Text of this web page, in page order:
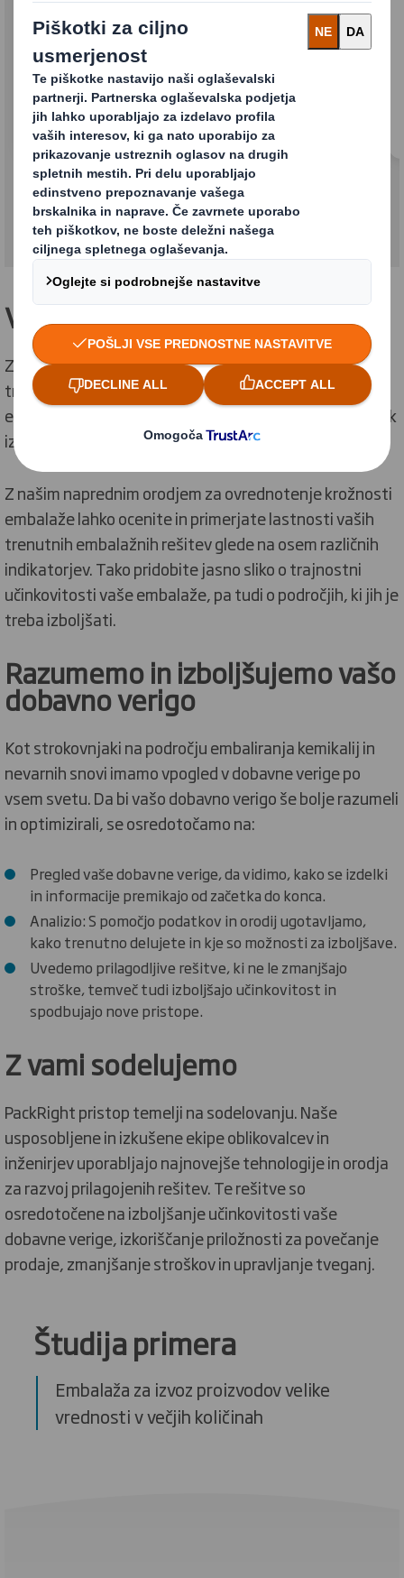
Embalaža za velike
obremenitve
Širok nabor trdnih in varnih embalažnih rešitev
iz valovitega kartona.
Več kot samo embalaža
Zavedamo se, da je varovanje vaših izdelkov med
transportom najpomembnejše, toda naše inovativne
embalažne rešitve ponujajo veliko več. Prispevajo tudi k
izboljšanju vašega trajnostnega ugleda.
Z našim naprednim orodjem za ovrednotenje krožnosti
embalaže lahko ocenite in primerjate lastnosti vaših
trenutnih embalažnih rešitev glede na osem različnih
indikatorjev. Tako pridobite jasno sliko o trajnostni
učinkovitosti vaše embalaže, pa tudi o področjih, ki jih je
treba izboljšati.
Razumemo in izboljšujemo vašo
dobavno verigo
Kot strokovnjaki na področju embaliranja kemikalij in
nevarnih snovi imamo vpogled v dobavne verige po
vsem svetu. Da bi vašo dobavno verigo še bolje razumeli
in optimizirali, se osredotočamo na:
Pregled vaše dobavne verige, da vidimo, kako se izdelki
in informacije premikajo od začetka do konca.
Analizio: S pomočjo podatkov in orodij ugotavljamo,
kako trenutno delujete in kje so možnosti za izboljšave.
Uvedemo prilagodljive rešitve, ki ne le zmanjšajo
stroške, temveč tudi izboljšajo učinkovitost in
spodbujajo nove pristope.
Z vami sodelujemo
PackRight pristop temelji na sodelovanju. Naše
usposobljene in izkušene ekipe oblikovalcev in
inženirjev uporabljajo najnovejše tehnologije in orodja
za razvoj prilagojenih rešitev. Te rešitve so
osredotočene na izboljšanje učinkovitosti vaše
dobavne verige, izkoriščanje priložnosti za povečanje
prodaje, zmanjšanje stroškov in upravljanje tveganj.
Študija primera
Embalaža za izvoz proizvodov velike
vrednosti v večjih količinah